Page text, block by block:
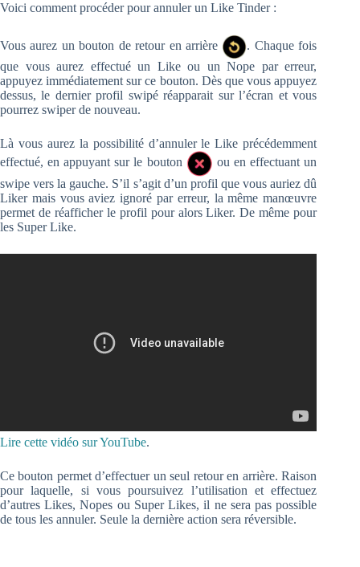
Voici comment procéder pour annuler un Like Tinder :
Vous aurez un bouton de retour en arrière
. Chaque fois
que vous aurez effectué un Like ou un Nope par erreur,
appuyez immédiatement sur ce bouton. Dès que vous appuyez
dessus, le dernier profil swipé réapparait sur l’écran et vous
pourrez swiper de nouveau.
Là vous aurez la possibilité d’annuler le Like précédemment
effectué, en appuyant sur le bouton
ou en effectuant un
swipe vers la gauche. S’il s’agit d’un profil que vous auriez dû
Liker mais vous aviez ignoré par erreur, la même manœuvre
permet de réafficher le profil pour alors Liker. De même pour
les Super Like.
Lire cette vidéo sur YouTube.
Ce bouton permet d’effectuer un seul retour en arrière. Raison
pour laquelle, si vous poursuivez l’utilisation et effectuez
d’autres Likes, Nopes ou Super Likes, il ne sera pas possible
de tous les annuler. Seule la dernière action sera réversible.